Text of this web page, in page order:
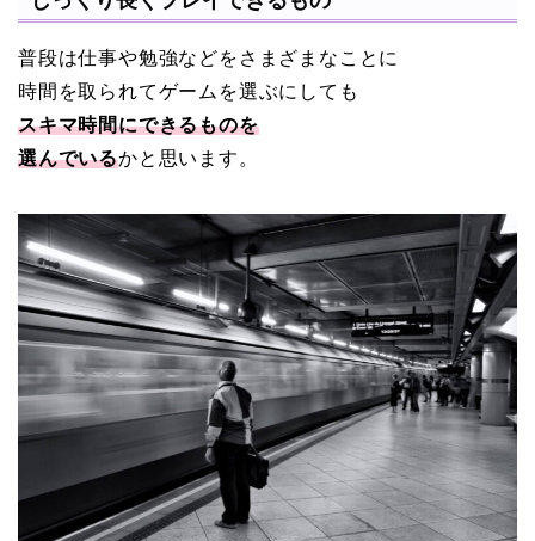
普段は仕事や勉強などをさまざまなことに
時間を取られてゲームを選ぶにしても
スキマ時間にできるものを
選んでいるかと思います。